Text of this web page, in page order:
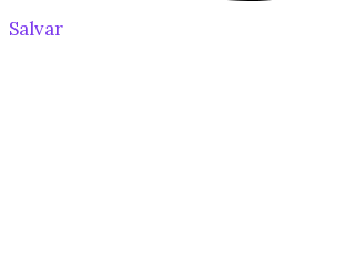
Salvar